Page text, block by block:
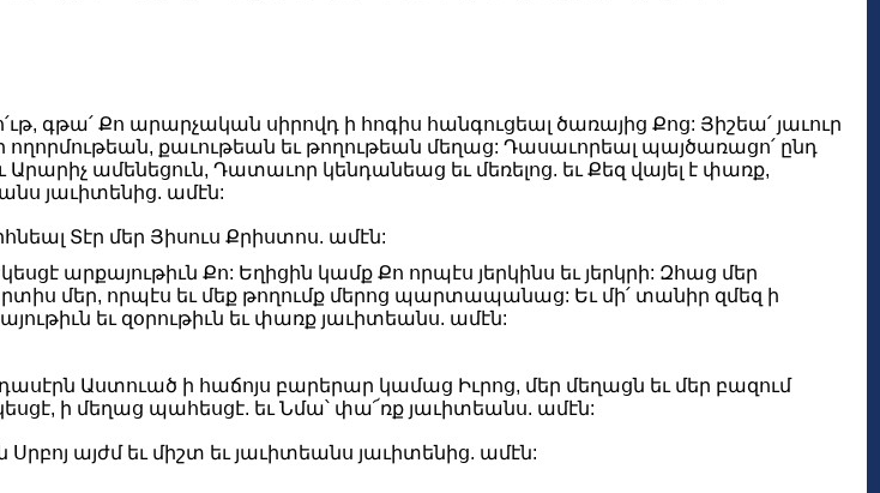
գթա՛ Քո արարչական սիրովդ ի հոգիս հանգուցեալ ծառայից Քոց: Յիշեա՛ յաւուր
քաւութեան եւ թողութեան մեղաց: Դասաւորեալ պայծառացո՛ ընդ
Արարիչ ամենեցուն, Դատաւոր կենդանեաց եւ մեռելոց. եւ Քեզ վայել է փառք,
յաւիտենից. ամէն:
Տէր մեր Յիսուս Քրիստոս. ամէն:
արքայութիւն Քո: Եղիցին կամք Քո որպէս յերկինս եւ յերկրի: Զհաց մեր
մեր, որպէս եւ մեք թողումք մերոց պարտապանաց: Եւ մի՛ տանիր զմեզ ի
եւ զօրութիւն եւ փառք յաւիտեանս. ամէն:
Աստուած ի հաճոյս բարերար կամաց Իւրոց, մեր մեղացն եւ մեր բազում
ի մեղաց պահեսցէ. եւ Նմա՝ փա՜ռք յաւիտեանս. ամէն:
Սրբոյ այժմ եւ միշտ եւ յաւիտեանս յաւիտենից. ամէն: